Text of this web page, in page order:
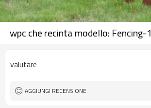
wpc che recinta modello: Fencing-1
valutare
AGGIUNGI RECENSIONE